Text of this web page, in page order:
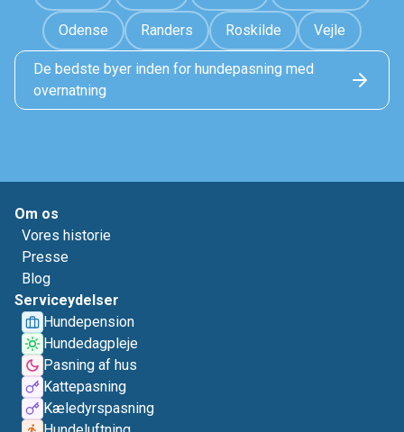
Odense Randers Roskilde Vejle
De bedste byer inden for hundepasning med
overnatning
Om os
Vores historie
Presse
Blog
Serviceydelser
Hundepension
Hundedagpleje
Pasning af hus
Kattepasning
Kæledyrspasning